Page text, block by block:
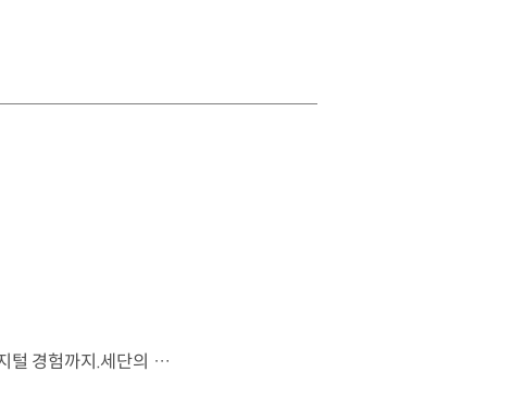
시선을 사로잡는 미래지향적 디자인과 플레오스 커넥트로 완성한 디지털 경험까지.세단의 새로운 기준을 제시하는 디 올 뉴 아반떼를 만나보세요. *본 영상은 AI를 활용해 제작했습니다. #현대자동차 #디올뉴아반떼 #아반떼 #플레오스커넥트 #글레오AI 유튜브 쇼츠 보기